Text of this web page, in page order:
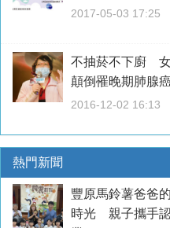
2017-05-03 17:25
不抽菸不下廚
顛倒罹晚期肺腺
2016-12-02 16:13
熱門新聞
豐原馬鈴薯爸爸
時光 親子攜手